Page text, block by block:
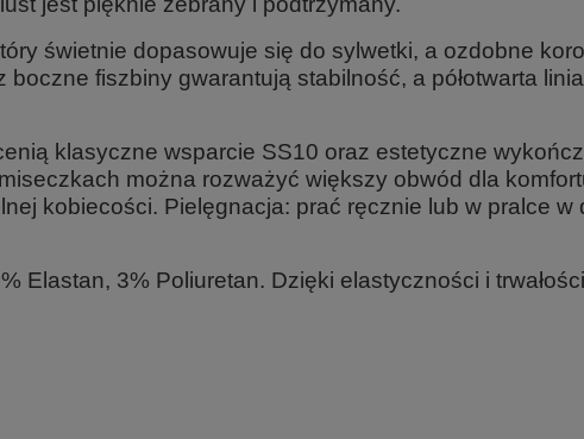
świetnie dopasowuje się do sylwetki, a ozdobne
fiszbiny gwarantują stabilność, a półotwarta
klasyczne wsparcie SS10 oraz estetyczne
można rozważyć większy obwód dla
kobiecości. Pielęgnacja: prać ręcznie lub w pralce
Elastan, 3% Poliuretan. Dzięki elastyczności i